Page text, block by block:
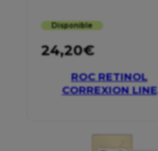
Disponible
24,20€
ROC RETINOL
CORREXION LINE